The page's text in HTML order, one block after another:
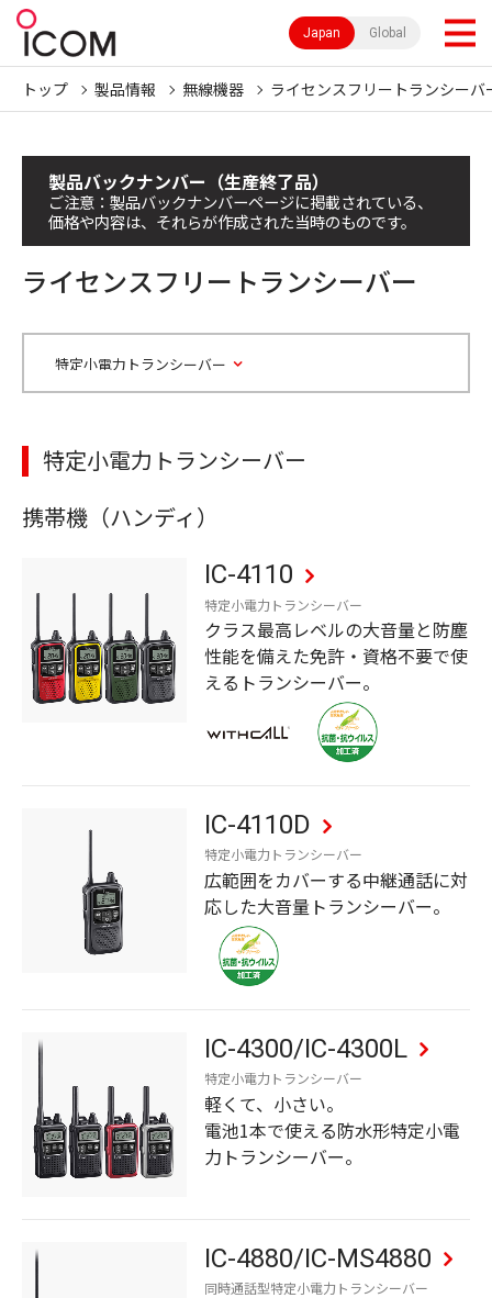
Japan Global
トップ 製品情報 無線機器 ライセンスフリートランシーバ
製品バックナンバー（生産終了品）
ご注意：製品バックナンバーページに掲載されている、
価格や内容は、それらが作成された当時のものです。
ライセンスフリートランシーバー
特定小電力トランシーバー
特定小電力トランシーバー
携帯機（ハンディ）
IC-4110
特定小電力トランシーバー
クラス最高レベルの大音量と防塵
性能を備えた免許・資格不要で使
えるトランシーバー。
IC-4110D
特定小電力トランシーバー
広範囲をカバーする中継通話に対
応した大音量トランシーバー。
IC-4300/IC-4300L
特定小電力トランシーバー
軽くて、小さい。
電池1本で使える防水形特定小電
力トランシーバー。
IC-4880/IC-MS4880
同時通話型特定小電力トランシーバー